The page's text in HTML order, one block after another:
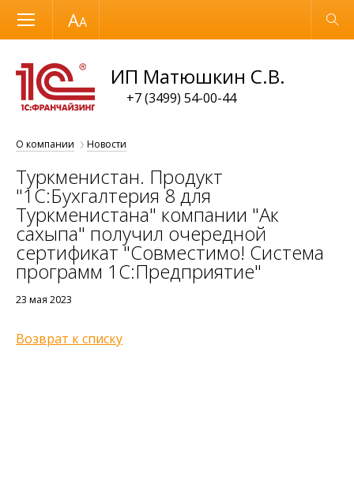
Размер шрифта Обычная версия
ИП Матюшкин С.В.
+7 (3499) 54-00-44
О компании Новости
Туркменистан. Продукт
"1C:Бухгалтерия 8 для
Туркменистана" компании "Ак
сахыпа" получил очередной
сертификат "Совместимо! Система
программ 1С:Предприятие"
23 мая 2023
Возврат к списку